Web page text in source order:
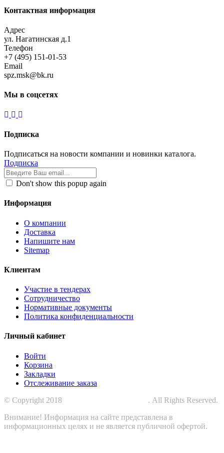
Контактная информация
Адрес
ул. Нагатинская д.1
Телефон
+7 (495) 151-01-53
Email
spz.msk@bk.ru
Мы в соцсетях
Подписка
Подписаться на новости компании и новинки каталога.
Подписка
Don't show this popup again
Информация
О компании
Доставка
Напишите нам
Sitemap
Клиентам
Участие в тендерах
Сотрудничество
Нормативные документы
Политика конфиденциальности
Личный кабинет
Войти
Корзина
Закладки
Отслеживание заказа
© Copyright 2018
. All Rights Reserved.
Внимание! Информация на сайте представлена в
информационных целях и не является публичной офертой.